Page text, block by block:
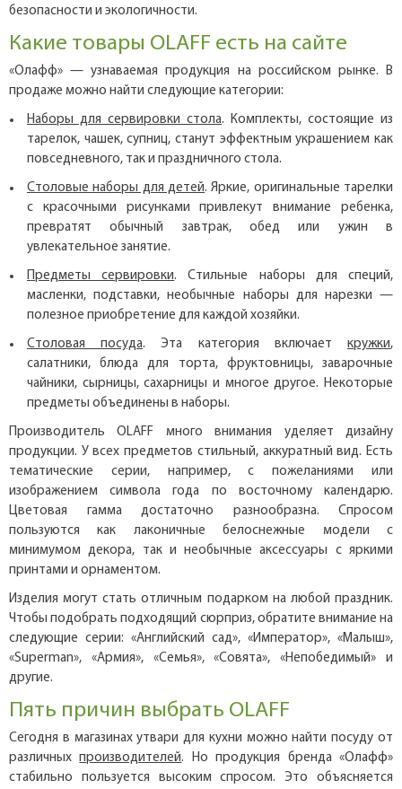
безопасности и экологичности.
Какие товары OLAFF есть на сайте
«Олафф» — узнаваемая продукция на российском рынке. В
продаже можно найти следующие категории:
Наборы для сервировки стола. Комплекты, состоящие из
тарелок, чашек, супниц, станут эффектным украшением как
повседневного, так и праздничного стола.
Столовые наборы для детей. Яркие, оригинальные тарелки
с красочными рисунками привлекут внимание ребенка,
превратят обычный завтрак, обед или ужин в
увлекательное занятие.
Предметы сервировки. Стильные наборы для специй,
масленки, подставки, необычные наборы для нарезки —
полезное приобретение для каждой хозяйки.
Столовая посуда. Эта категория включаеткружки,
салатники, блюда для торта, фруктовницы, заварочные
чайники, сырницы, сахарницы и многое другое. Некоторые
предметы объединены в наборы.
Производитель OLAFF много внимания уделяет дизайну
продукции. У всех предметов стильный, аккуратный вид. Есть
тематические серии, например, с пожеланиями или
изображением символа года по восточному календарю.
Цветовая гамма достаточно разнообразна. Спросом
пользуются как лаконичные белоснежные модели с
минимумом декора, так и необычные аксессуары с яркими
принтами и орнаментом.
Изделия могут стать отличным подарком на любой праздник.
Чтобы подобрать подходящий сюрприз, обратите внимание на
следующие серии: «Английский сад», «Император», «Малыш»,
«Superman», «Армия», «Семья», «Совята», «Непобедимый» и
другие.
Пять причин выбрать OLAFF
Сегодня в магазинах утвари для кухни можно найти посуду от
различныхпроизводителей. Но продукция бренда «Олафф»
стабильно пользуется высоким спросом. Это объясняется